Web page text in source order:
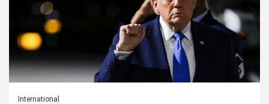
International